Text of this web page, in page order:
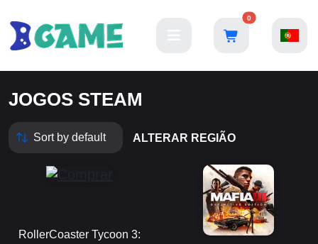
0
JOGOS STEAM
ALTERAR REGIÃO
RollerCoaster Tycoon 3: